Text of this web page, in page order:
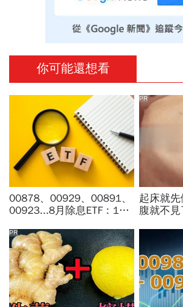
你可能還想看
00878、00929、00891、
00923...8月除息ETF：14
金額、最後買進日，如何息
利雙賺
起床就
腹就不
PR
PR